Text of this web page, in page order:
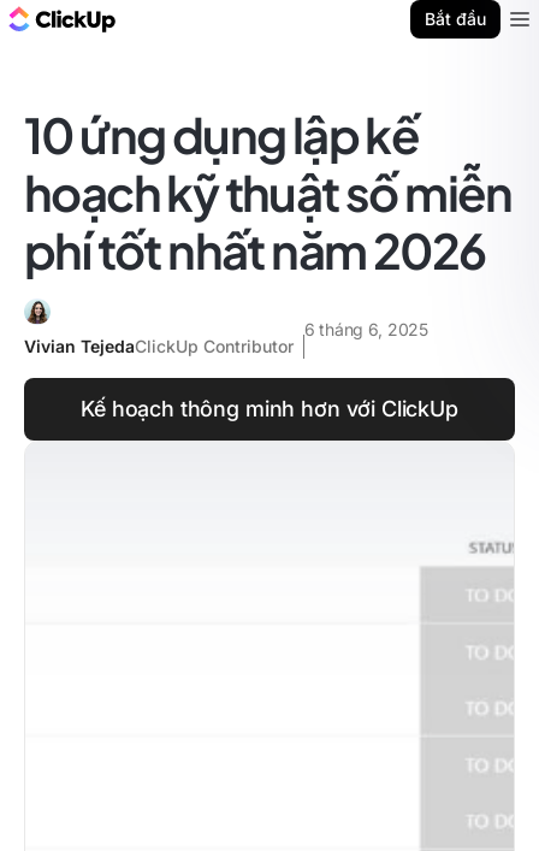
Bắt đầu
10 ứng dụng lập kế
hoạch kỹ thuật số miễn
phí tốt nhất năm 2026
Vivian TejedaClickUp Contributor
6 tháng 6, 2025
Kế hoạch thông minh hơn với ClickUp